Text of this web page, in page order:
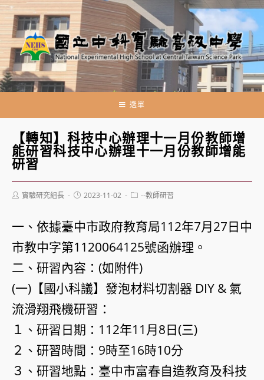
跳
轉
至
主
要
內
選單
【轉知】科技中心辦理十一月份教師增
能研習科技中心辦理十一月份教師增能
研習
Post實驗研究組長
Post2023-11-02
Post--教師研習
一、依據臺中市政府教育局112年7月27日中
市教中字第1120064125號函辦理。
二、研習內容：(如附件)
(一)【國小科議】發泡材料切割器 DIY & 氣
流滑翔飛機研習：
１、研習日期：112年11月8日(三)
２、研習時間：9時至16時10分
３、研習地點：臺中市富春自造教育及科技